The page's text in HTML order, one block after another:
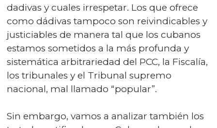
dadivas y cuales irrespetar. Los que ofrece
como dádivas tampoco son reivindicables y
justiciables de manera tal que los cubanos
estamos sometidos a la más profunda y
sistemática arbitrariedad del PCC, la Fiscalía,
los tribunales y el Tribunal supremo
nacional, mal llamado “popular”.
Sin embargo, vamos a analizar también los